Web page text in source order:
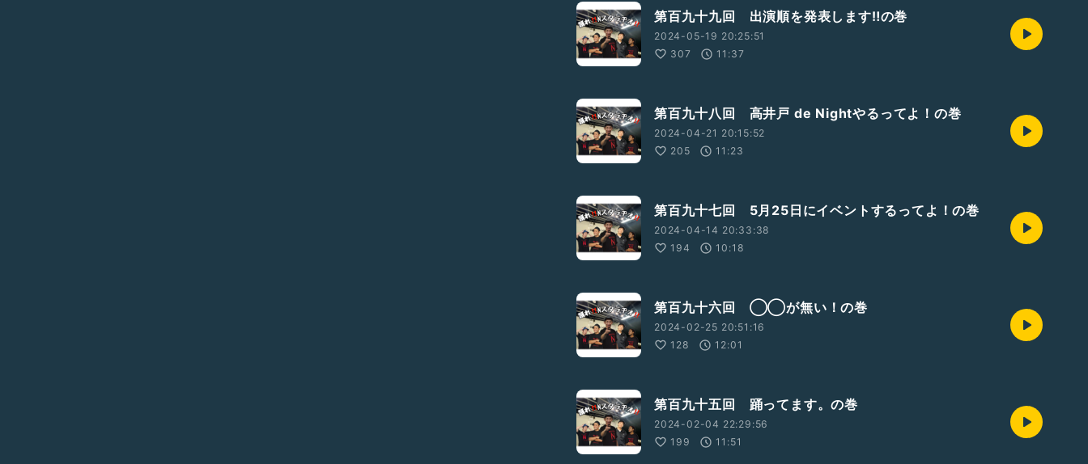
第百九十九回 出演順を発表します‼️の巻
2024-05-19 20:25:51
307
11:37
第百九十八回 高井戸 de Nightやるってよ！の巻
2024-04-21 20:15:52
205
11:23
第百九十七回 5月25日にイベントするってよ！の巻
2024-04-14 20:33:38
194
10:18
第百九十六回 ◯◯が無い！の巻
2024-02-25 20:51:16
128
12:01
第百九十五回 踊ってます。の巻
2024-02-04 22:29:56
199
11:51